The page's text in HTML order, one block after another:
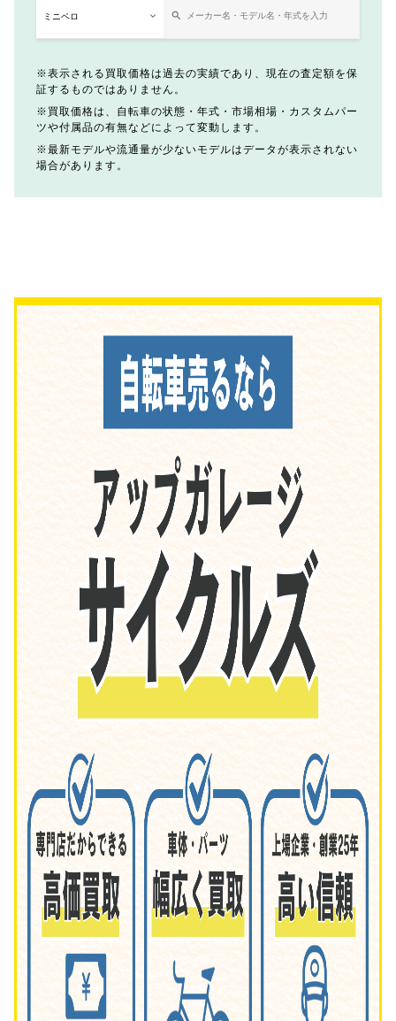
表示される買取価格は過去の実績であり、現在の査定額を保
証するものではありません。
買取価格は、自転車の状態・年式・市場相場・カスタムパー
ツや付属品の有無などによって変動します。
最新モデルや流通量が少ないモデルはデータが表示されない
場合があります。